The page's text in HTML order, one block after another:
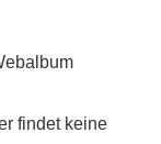
findet keine